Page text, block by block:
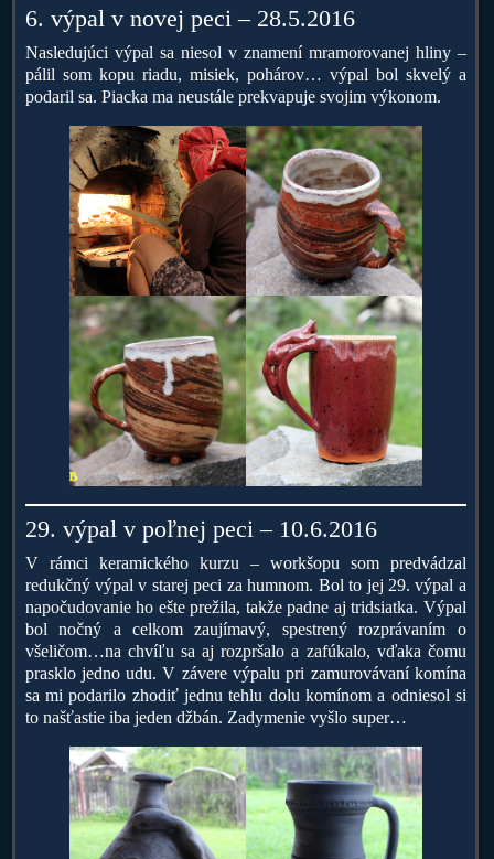
6. výpal v novej peci – 28.5.2016
Nasledujúci výpal sa niesol v znamení mramorovanej hliny –
pálil som kopu riadu, misiek, pohárov… výpal bol skvelý a
podaril sa. Piacka ma neustále prekvapuje svojim výkonom.
29. výpal v poľnej peci – 10.6.2016
V rámci keramického kurzu – workšopu som predvádzal
redukčný výpal v starej peci za humnom. Bol to jej 29. výpal a
napočudovanie ho ešte prežila, takže padne aj tridsiatka. Výpal
bol nočný a celkom zaujímavý, spestrený rozprávaním o
všeličom…na chvíľu sa aj rozpršalo a zafúkalo, vďaka čomu
prasklo jedno udu. V závere výpalu pri zamurovávaní komína
sa mi podarilo zhodiť jednu tehlu dolu komínom a odniesol si
to našťastie iba jeden džbán. Zadymenie vyšlo super…